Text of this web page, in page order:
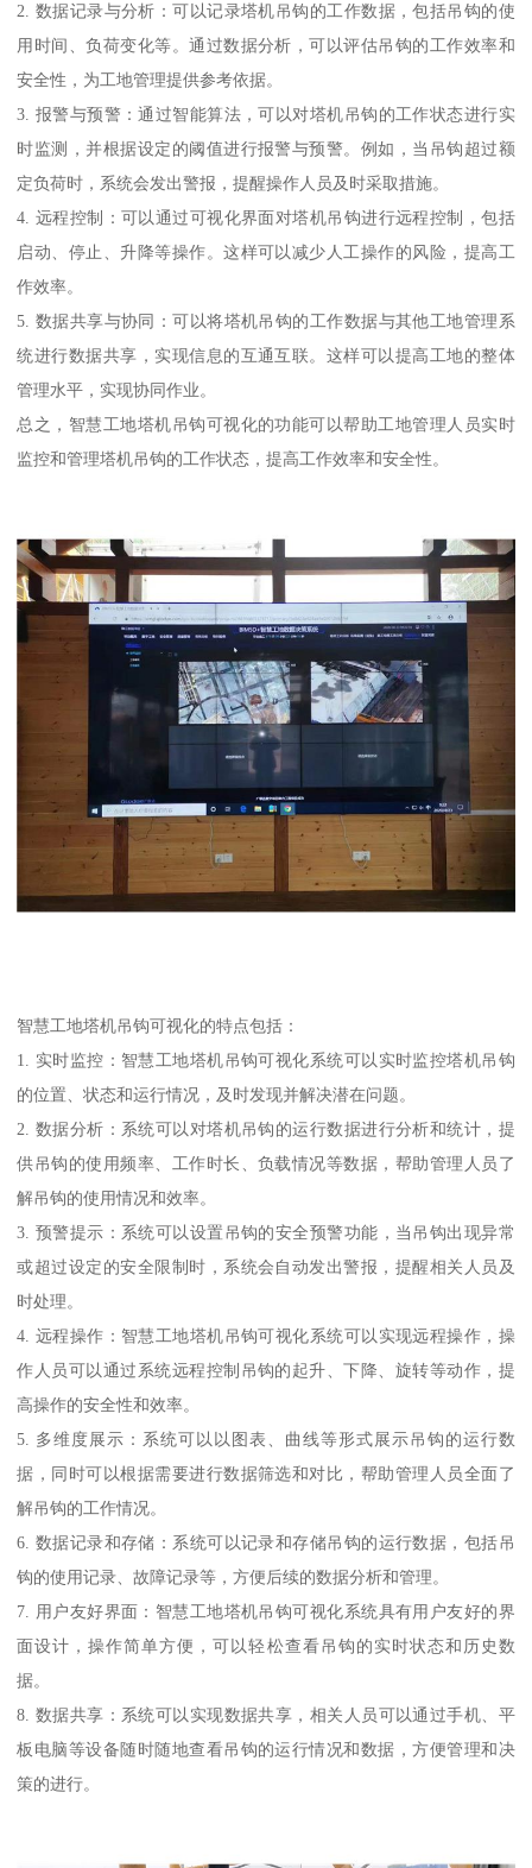
2. 数据记录与分析：可以记录塔机吊钩的工作数据，包括吊钩的使
用时间、负荷变化等。通过数据分析，可以评估吊钩的工作效率和
安全性，为工地管理提供参考依据。
3. 报警与预警：通过智能算法，可以对塔机吊钩的工作状态进行实
时监测，并根据设定的阈值进行报警与预警。例如，当吊钩超过额
定负荷时，系统会发出警报，提醒操作人员及时采取措施。
4. 远程控制：可以通过可视化界面对塔机吊钩进行远程控制，包括
启动、停止、升降等操作。这样可以减少人工操作的风险，提高工
作效率。
5. 数据共享与协同：可以将塔机吊钩的工作数据与其他工地管理系
统进行数据共享，实现信息的互通互联。这样可以提高工地的整体
管理水平，实现协同作业。
总之，智慧工地塔机吊钩可视化的功能可以帮助工地管理人员实时
监控和管理塔机吊钩的工作状态，提高工作效率和安全性。
智慧工地塔机吊钩可视化的特点包括：
1. 实时监控：智慧工地塔机吊钩可视化系统可以实时监控塔机吊钩
的位置、状态和运行情况，及时发现并解决潜在问题。
2. 数据分析：系统可以对塔机吊钩的运行数据进行分析和统计，提
供吊钩的使用频率、工作时长、负载情况等数据，帮助管理人员了
解吊钩的使用情况和效率。
3. 预警提示：系统可以设置吊钩的安全预警功能，当吊钩出现异常
或超过设定的安全限制时，系统会自动发出警报，提醒相关人员及
时处理。
4. 远程操作：智慧工地塔机吊钩可视化系统可以实现远程操作，操
作人员可以通过系统远程控制吊钩的起升、下降、旋转等动作，提
高操作的安全性和效率。
5. 多维度展示：系统可以以图表、曲线等形式展示吊钩的运行数
据，同时可以根据需要进行数据筛选和对比，帮助管理人员全面了
解吊钩的工作情况。
6. 数据记录和存储：系统可以记录和存储吊钩的运行数据，包括吊
钩的使用记录、故障记录等，方便后续的数据分析和管理。
7. 用户友好界面：智慧工地塔机吊钩可视化系统具有用户友好的界
面设计，操作简单方便，可以轻松查看吊钩的实时状态和历史数
据。
8. 数据共享：系统可以实现数据共享，相关人员可以通过手机、平
板电脑等设备随时随地查看吊钩的运行情况和数据，方便管理和决
策的进行。